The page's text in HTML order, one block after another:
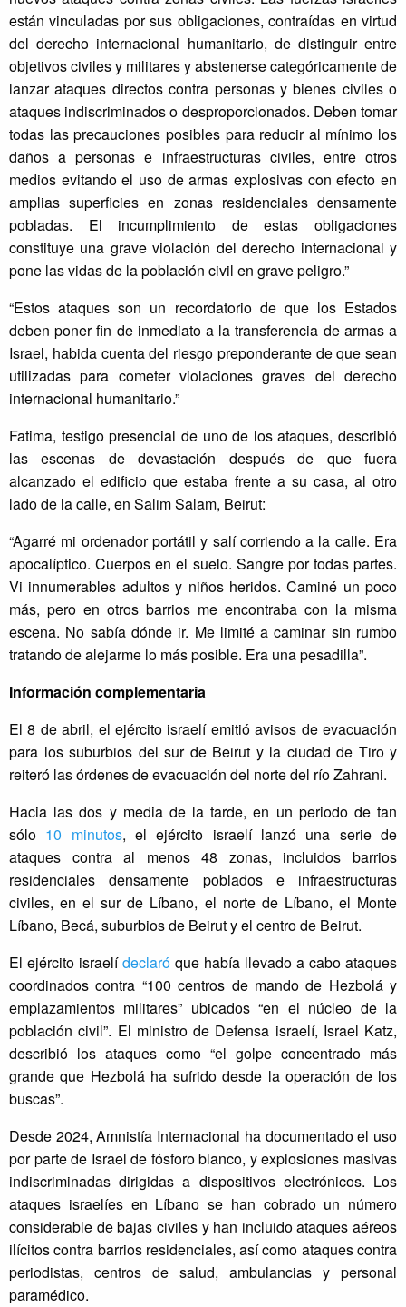
están vinculadas por sus obligaciones, contraídas en virtud
del derecho internacional humanitario, de distinguir entre
objetivos civiles y militares y abstenerse categóricamente de
lanzar ataques directos contra personas y bienes civiles o
ataques indiscriminados o desproporcionados. Deben tomar
todas las precauciones posibles para reducir al mínimo los
daños a personas e infraestructuras civiles, entre otros
medios evitando el uso de armas explosivas con efecto en
amplias superficies en zonas residenciales densamente
pobladas. El incumplimiento de estas obligaciones
constituye una grave violación del derecho internacional y
pone las vidas de la población civil en grave peligro.”
“Estos ataques son un recordatorio de que los Estados
deben poner fin de inmediato a la transferencia de armas a
Israel, habida cuenta del riesgo preponderante de que sean
utilizadas para cometer violaciones graves del derecho
internacional humanitario.”
Fatima, testigo presencial de uno de los ataques, describió
las escenas de devastación después de que fuera
alcanzado el edificio que estaba frente a su casa, al otro
lado de la calle, en Salim Salam, Beirut:
“Agarré mi ordenador portátil y salí corriendo a la calle. Era
apocalíptico. Cuerpos en el suelo. Sangre por todas partes.
Vi innumerables adultos y niños heridos. Caminé un poco
más, pero en otros barrios me encontraba con la misma
escena. No sabía dónde ir. Me limité a caminar sin rumbo
tratando de alejarme lo más posible. Era una pesadilla”.
Información complementaria
El 8 de abril, el ejército israelí emitió avisos de evacuación
para los suburbios del sur de Beirut y la ciudad de Tiro y
reiteró las órdenes de evacuación del norte del río Zahrani.
Hacia las dos y media de la tarde, en un periodo de tan
sólo 10 minutos, el ejército israelí lanzó una serie de
ataques contra al menos 48 zonas, incluidos barrios
residenciales densamente poblados e infraestructuras
civiles, en el sur de Líbano, el norte de Líbano, el Monte
Líbano, Becá, suburbios de Beirut y el centro de Beirut.
El ejército israelídeclaró que había llevado a cabo ataques
coordinados contra “100 centros de mando de Hezbolá y
emplazamientos militares” ubicados “en el núcleo de la
población civil”. El ministro de Defensa israelí, Israel Katz,
describió los ataques como “el golpe concentrado más
grande que Hezbolá ha sufrido desde la operación de los
buscas”.
Desde 2024, Amnistía Internacional ha documentado el uso
por parte de Israel de fósforo blanco, y explosiones masivas
indiscriminadas dirigidas a dispositivos electrónicos. Los
ataques israelíes en Líbano se han cobrado un número
considerable de bajas civiles y han incluido ataques aéreos
ilícitos contra barrios residenciales, así como ataques contra
periodistas, centros de salud, ambulancias y personal
paramédico.